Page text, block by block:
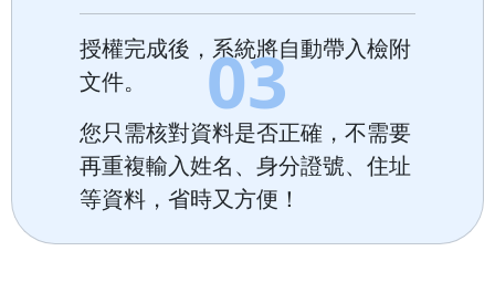
03
授權完成後，系統將自動帶入檢附
文件。
您只需核對資料是否正確，不需要
再重複輸入姓名、身分證號、住址
等資料，省時又方便！